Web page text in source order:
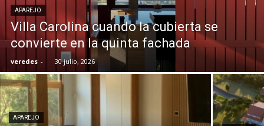
APAREJO
Villa Carolina cuando la cubierta se
convierte en la quinta fachada
veredes - 30 julio, 2026
APAREJO